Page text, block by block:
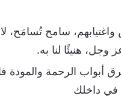
سامح تُسامَح،
وجل، هنيئًا لنا به.
أبواب الرحمة والمودة
في داخلك